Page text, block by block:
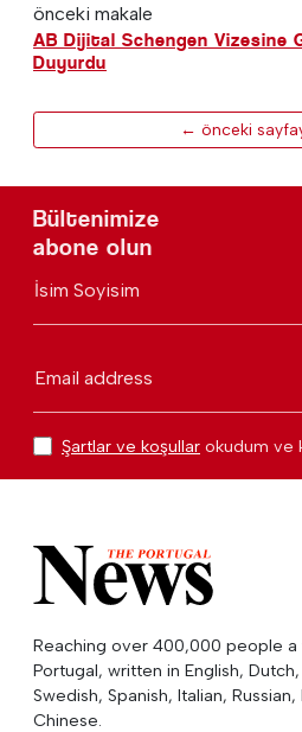
önceki makale
AB Dijital Schengen Vizesine
Duyurdu
← önceki
Bültenimize
abone olun
İsim Soyisim
Email address
Şartlar ve koşullar okudum ve
Reaching over 400,000 people
Portugal, written in English,
Swedish, Spanish, Italian,
Chinese.